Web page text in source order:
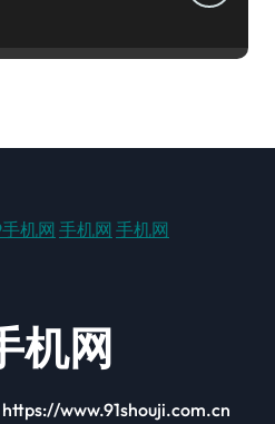
机网 手机网 手机网
机网
www.91shouji.com.cn